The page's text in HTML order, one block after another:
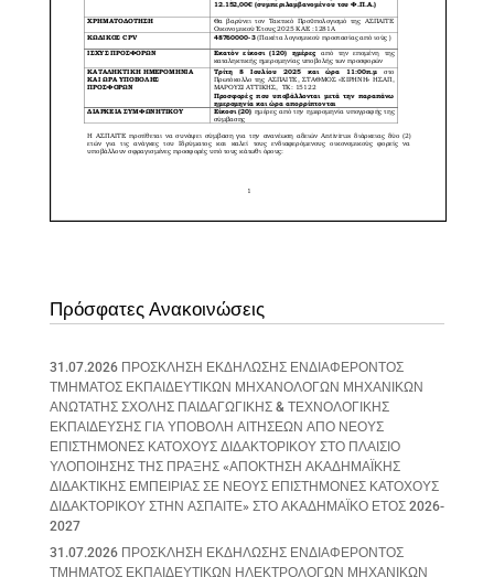
Πρόσφατες Ανακοινώσεις
31.07.2026 ΠΡΟΣΚΛΗΣΗ ΕΚΔΗΛΩΣΗΣ ΕΝΔΙΑΦΕΡΟΝΤΟΣ
ΤΜΗΜΑΤΟΣ ΕΚΠΑΙΔΕΥΤΙΚΩΝ ΜΗΧΑΝΟΛΟΓΩΝ ΜΗΧΑΝΙΚΩΝ
ΑΝΩΤΑΤΗΣ ΣΧΟΛΗΣ ΠΑΙΔΑΓΩΓΙΚΗΣ & ΤΕΧΝΟΛΟΓΙΚΗΣ
ΕΚΠΑΙΔΕΥΣΗΣ ΓΙΑ ΥΠΟΒΟΛΗ ΑΙΤΗΣΕΩΝ ΑΠΟ ΝΕΟΥΣ
ΕΠΙΣΤΗΜΟΝΕΣ ΚΑΤΟΧΟΥΣ ΔΙΔΑΚΤΟΡΙΚΟΥ ΣΤΟ ΠΛΑΙΣΙΟ
ΥΛΟΠΟΙΗΣΗΣ ΤΗΣ ΠΡΑΞΗΣ «ΑΠΟΚΤΗΣΗ ΑΚΑΔΗΜΑΪΚΗΣ
ΔΙΔΑΚΤΙΚΗΣ ΕΜΠΕΙΡΙΑΣ ΣΕ ΝΕΟΥΣ ΕΠΙΣΤΗΜΟΝΕΣ ΚΑΤΟΧΟΥΣ
ΔΙΔΑΚΤΟΡΙΚΟΥ ΣΤΗΝ ΑΣΠΑΙΤΕ» ΣΤΟ ΑΚΑΔΗΜΑΪΚΟ ΕΤΟΣ 2026-
2027
31.07.2026 ΠΡΟΣΚΛΗΣΗ ΕΚΔΗΛΩΣΗΣ ΕΝΔΙΑΦΕΡΟΝΤΟΣ
ΤΜΗΜΑΤΟΣ ΕΚΠΑΙΔΕΥΤΙΚΩΝ ΗΛΕΚΤΡΟΛΟΓΩΝ ΜΗΧΑΝΙΚΩΝ